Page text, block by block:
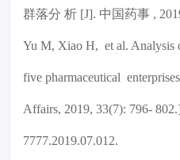
群落分 析 [J]. 中国药事 ,
Yu M, Xiao H, et al. Analysis
five pharmaceutical
Affairs, 2019, 33(7): 796-
7777.2019.07.012.